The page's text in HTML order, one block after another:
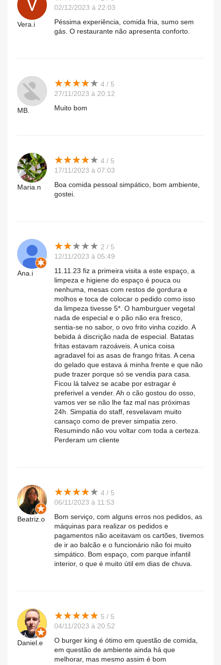
Vera.i
02/12/2023 à 22:03
Péssima experiência, comida fria, sumo sem
gás. O restaurante não apresenta conforto.
MB.
★★★★★
★★★★★ 4 / 5
27/11/2023 à 20:12
Muito bom
Maria.n
★★★★★
★★★★★ 4 / 5
17/11/2023 à 07:03
Boa comida pessoal simpático, bom ambiente,
gostei.
Ana.i
★★★★★
★★★★★ 2 / 5
12/11/2023 à 05:49
11.11.23 fiz a primeira visita a este espaço, a
limpeza e higiene do espaço é pouca ou
nenhuma, mesas com restos de gordura e
molhos e toca de colocar o pedido como isso
da limpeza tivesse 5*. O hamburguer vegetal
nada de especial e o pão não era fresco,
sentia-se no sabor, o ovo frito vinha cozido. A
bebida á discrição nada de especial. Batatas
fritas estavam razoáveis. A unica coisa
agradavel foi as asas de frango fritas. A cena
do gelado que estava á minha frente e que não
pude trazer porque só se vendia para casa.
Ficou lá talvez se acabe por estragar é
preferivel a vender. Ah o cão gostou do osso,
vamos ver se não lhe faz mal nas próximas
24h. Simpatia do staff, resvelavam muito
cansaço como de prever simpatia zero.
Resumindo não vou voltar com toda a certeza.
Perderam um cliente
Beatriz.o
★★★★★
★★★★★ 4 / 5
06/11/2023 à 11:53
Bom serviço, com alguns erros nos pedidos, as
máquinas para realizar os pedidos e
pagamentos não aceitavam os cartões, tivemos
de ir ao balcão e o funcionário não foi muito
simpático. Bom espaço, com parque infantil
interior, o que é muito útil em dias de chuva.
Daniel.e
★★★★★
★★★★★ 5 / 5
04/11/2023 à 20:52
O burger king é ótimo em questão de comida,
em questão de ambiente ainda há que
melhorar, mas mesmo assim é bom